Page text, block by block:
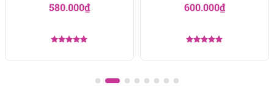
580.000₫ 600.000₫